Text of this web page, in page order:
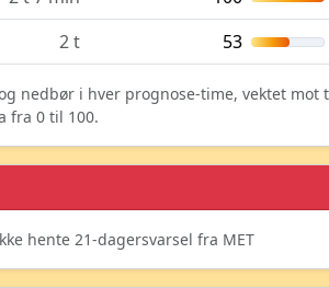
2 t 53
nedbør i hver prognose-time, vektet mot
fra 0 til 100.
hente 21-dagersvarsel fra MET